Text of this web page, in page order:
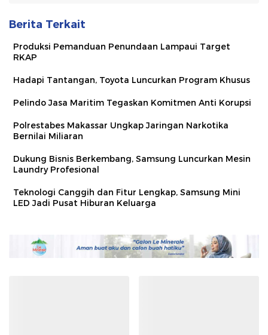
Berita Terkait
Produksi Pemanduan Penundaan Lampaui Target
RKAP
Hadapi Tantangan, Toyota Luncurkan Program Khusus
Pelindo Jasa Maritim Tegaskan Komitmen Anti Korupsi
Polrestabes Makassar Ungkap Jaringan Narkotika
Bernilai Miliaran
Dukung Bisnis Berkembang, Samsung Luncurkan Mesin
Laundry Profesional
Teknologi Canggih dan Fitur Lengkap, Samsung Mini
LED Jadi Pusat Hiburan Keluarga